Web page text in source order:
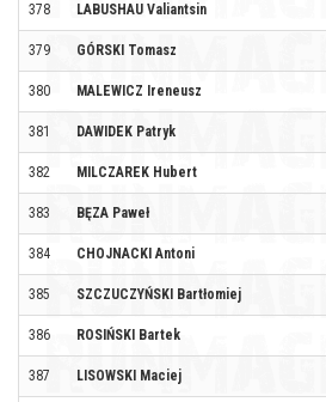
378 LABUSHAU Valiantsin
379 GÓRSKI Tomasz
380 MALEWICZ Ireneusz
381 DAWIDEK Patryk
382 MILCZAREK Hubert
383 BĘZA Paweł
384 CHOJNACKI Antoni
385 SZCZUCZYŃSKI Bartłomiej
386 ROSIŃSKI Bartek
387 LISOWSKI Maciej